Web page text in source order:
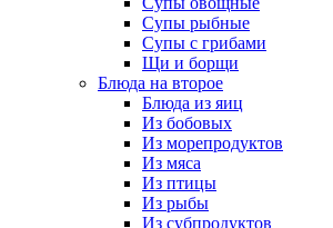
Супы рыбные
Супы с грибами
Щи и борщи
Блюда на второе
Блюда из яиц
Из бобовых
Из морепродуктов
Из мяса
Из птицы
Из рыбы
Из субпродуктов